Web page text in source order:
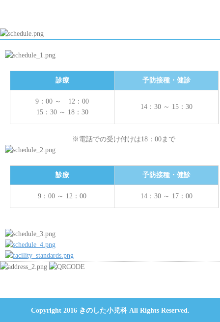
診療 予防接種・健診
9：00 ～ 12：00
15：30 ～ 18：30
14：30 ～ 15：30
※電話での受け付けは18：00まで
診療 予防接種・健診
9：00 ～ 12：00 14：30 ～ 17：00
Copyright 2016 きのした小児科 All Rights Reserved.